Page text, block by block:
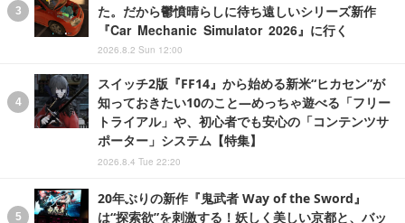
た。だから鬱憤晴らしに待ち遠しいシリーズ新作
『Car Mechanic Simulator 2026』に行く
2026.8.2 Sun 12:00
スイッチ2版『FF14』から始める新米“ヒカセン”が
知っておきたい10のこと―めっちゃ遊べる「フリー
トライアル」や、初心者でも安心の「コンテンツサ
ポーター」システム【特集】
2026.8.4 Tue 22:20
20年ぶりの新作『鬼武者 Way of the Sword』
は“探索欲”を刺激する！妖しく美しい京都と、バッ